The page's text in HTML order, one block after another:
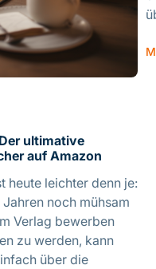
ultimative
auf Amazon
heute leichter denn je:
noch mühsam
Verlag bewerben
zu werden, kann
über die